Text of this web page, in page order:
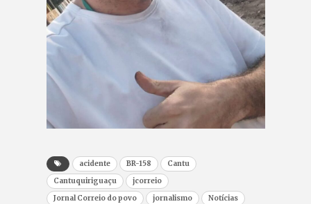
acidente BR-158
Cantu
Cantuquiriguaçu
jcorreio
Jornal Correio do povo
jornalismo
Notícias